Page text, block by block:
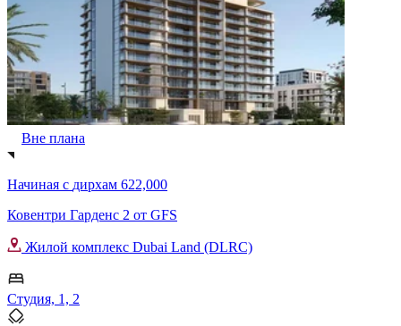
Вне плана
Начиная с дирхам 622,000
Ковентри Гарденс 2 от GFS
Жилой комплекс Dubai Land (DLRC)
Студия, 1, 2